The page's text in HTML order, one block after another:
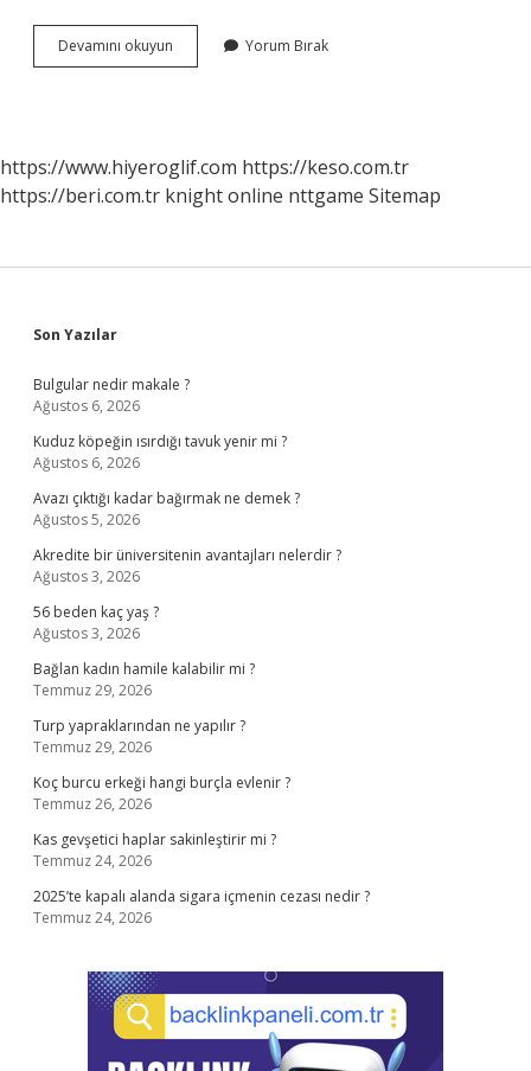
Devamını okuyun Avukatlık
Saygın
Yorum Bırak
https://www.hiyeroglif.com https://keso.com.tr
https://beri.com.tr knight online nttgame Sitemap
Sidebar
Son Yazılar
Bulgular nedir makale ?
Ağustos 6, 2026
Kuduz köpeğin ısırdığı tavuk yenir mi ?
Ağustos 6, 2026
Avazı çıktığı kadar bağırmak ne demek ?
Ağustos 5, 2026
Akredite bir üniversitenin avantajları nelerdir ?
Ağustos 3, 2026
56 beden kaç yaş ?
Ağustos 3, 2026
Bağlan kadın hamile kalabilir mi ?
Temmuz 29, 2026
Turp yapraklarından ne yapılır ?
Temmuz 29, 2026
Koç burcu erkeği hangi burçla evlenir ?
Temmuz 26, 2026
Kas gevşetici haplar sakinleştirir mi ?
Temmuz 24, 2026
2025’te kapalı alanda sigara içmenin cezası nedir ?
Temmuz 24, 2026